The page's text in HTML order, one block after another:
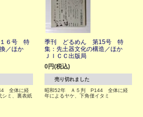
６号 特
／ほか
全体に経
シミ、裏表紙
季刊 どるめん 第15号 特
集：先土器文化の構造／ほか
ＪＩＣＣ出版局
0円(税込)
売り切れました
昭和52年 Ａ５判 P144 全体に経
年によるヤケ、下角僅イタミ